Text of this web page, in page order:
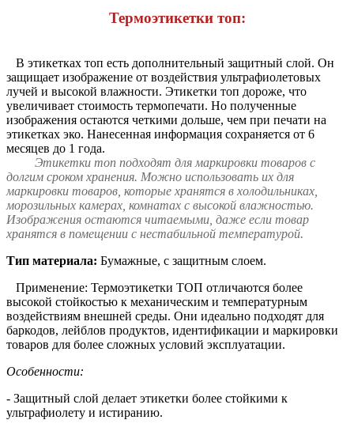
Термоэтикетки топ:
В этикетках топ есть дополнительный защитный слой. Он
защищает изображение от воздействия ультрафиолетовых
лучей и высокой влажности. Этикетки топ дороже, что
увеличивает стоимость термопечати. Но полученные
изображения остаются четкими дольше, чем при печати на
этикетках эко. Нанесенная информация сохраняется от 6
месяцев до 1 года.
Этикетки топ подходят для маркировки товаров с
долгим сроком хранения. Можно использовать их для
маркировки товаров, которые хранятся в холодильниках,
морозильных камерах, комнатах с высокой влажностью.
Изображения остаются читаемыми, даже если товар
хранятся в помещении с нестабильной температурой.
Тип материала: Бумажные, с защитным слоем.
Применение: Термоэтикетки ТОП отличаются более
высокой стойкостью к механическим и температурным
воздействиям внешней среды. Они идеально подходят для
баркодов, лейблов продуктов, идентификации и маркировки
товаров для более сложных условий эксплуатации.
Особенности:
- Защитный слой делает этикетки более стойкими к
ультрафиолету и истиранию.